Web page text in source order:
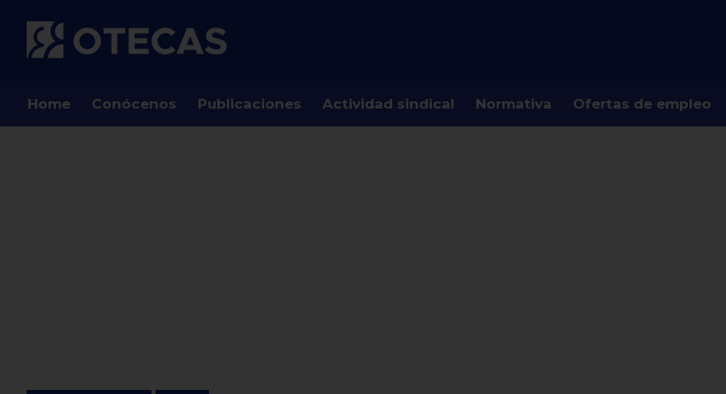
Home Conócenos Publicaciones Actividad sindical Normativa Ofertas de empleo